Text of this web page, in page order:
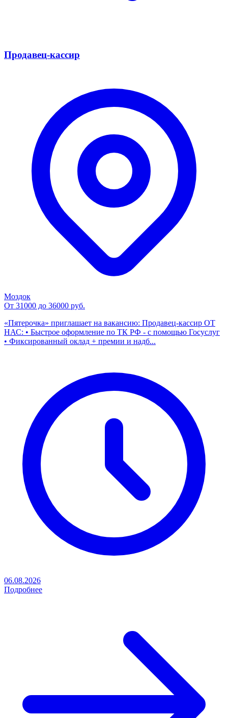
Продавец-кассир
Моздок
От 31000 до 36000 руб.
«Пятерочка» приглашает на вакансию: Продавец-кассир ОТ
НАС: • Быстрое оформление по ТК РФ - с помощью Госуслуг
• Фиксированный оклад + премии и надб...
06.08.2026
Подробнее